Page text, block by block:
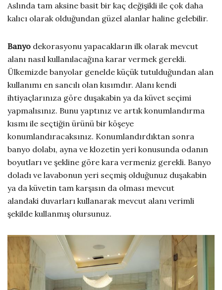
Aslında tam aksine basit bir kaç değişikli ile çok daha
kalıcı olarak olduğundan güzel alanlar haline gelebilir.
Banyo dekorasyonu yapacakların ilk olarak mevcut
alanı nasıl kullanılacağına karar vermek gerekli.
Ülkemizde banyolar genelde küçük tutulduğundan alan
kullanımı en sancılı olan kısımdır. Alanı kendi
ihtiyaçlarınıza göre duşakabin ya da küvet seçimi
yapmalısınız. Bunu yaptınız ve artık konumlandırma
kısmı ile seçtiğin ürünü bir köşeye
konumlandıracaksınız. Konumlandırdıktan sonra
banyo dolabı, ayna ve klozetin yeri konusunda odanın
boyutları ve şekline göre kara vermeniz gerekli. Banyo
doladı ve lavabonun yeri seçmiş olduğunuz duşakabin
ya da küvetin tam karşısın da olması mevcut
alandaki duvarları kullanarak mevcut alanı verimli
şekilde kullanmış olursunuz.